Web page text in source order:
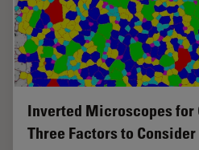
Inverted Microscopes for
Three Factors to Consider